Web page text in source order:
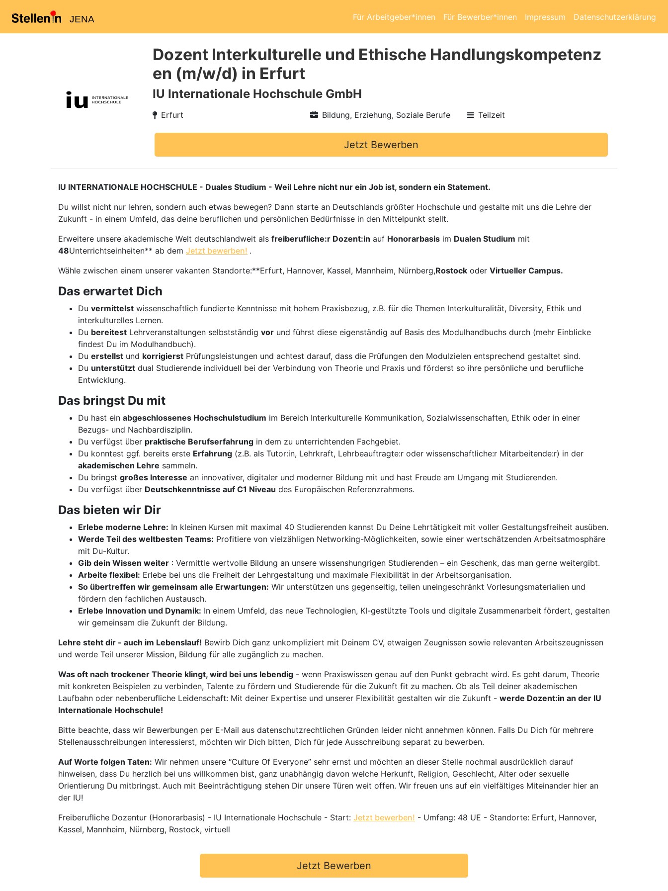
JENA Für Arbeitgeber*innen Für Bewerber*innen Impressum Datenschutzerklärung
Dozent Interkulturelle und Ethische Handlungskompetenz
en (m/w/d) in Erfurt
IU Internationale Hochschule GmbH
Erfurt Bildung, Erziehung, Soziale Berufe Teilzeit
Jetzt Bewerben
IU INTERNATIONALE HOCHSCHULE - Duales Studium - Weil Lehre nicht nur ein Job ist, sondern ein Statement.
Du willst nicht nur lehren, sondern auch etwas bewegen? Dann starte an Deutschlands größter Hochschule und gestalte mit uns die Lehre der
Zukunft - in einem Umfeld, das deine beruflichen und persönlichen Bedürfnisse in den Mittelpunkt stellt.
Erweitere unsere akademische Welt deutschlandweit als freiberufliche:r Dozent:in auf Honorarbasis im Dualen Studium mit
48Unterrichtseinheiten** ab dem Jetzt bewerben! .
Wähle zwischen einem unserer vakanten Standorte:**Erfurt, Hannover, Kassel, Mannheim, Nürnberg,Rostock oder Virtueller Campus.
Das erwartet Dich
Du vermittelst wissenschaftlich fundierte Kenntnisse mit hohem Praxisbezug, z.B. für die Themen Interkulturalität, Diversity, Ethik und
interkulturelles Lernen.
Du bereitest Lehrveranstaltungen selbstständig vor und führst diese eigenständig auf Basis des Modulhandbuchs durch (mehr Einblicke
findest Du im Modulhandbuch).
Du erstellst und korrigierst Prüfungsleistungen und achtest darauf, dass die Prüfungen den Modulzielen entsprechend gestaltet sind.
Du unterstützt dual Studierende individuell bei der Verbindung von Theorie und Praxis und förderst so ihre persönliche und berufliche
Entwicklung.
Das bringst Du mit
Du hast ein abgeschlossenes Hochschulstudium im Bereich Interkulturelle Kommunikation, Sozialwissenschaften, Ethik oder in einer
Bezugs- und Nachbardisziplin.
Du verfügst über praktische Berufserfahrung in dem zu unterrichtenden Fachgebiet.
Du konntest ggf. bereits erste Erfahrung (z.B. als Tutor:in, Lehrkraft, Lehrbeauftragte:r oder wissenschaftliche:r Mitarbeitende:r) in der
akademischen Lehre sammeln.
Du bringst großes Interesse an innovativer, digitaler und moderner Bildung mit und hast Freude am Umgang mit Studierenden.
Du verfügst über Deutschkenntnisse auf C1 Niveau des Europäischen Referenzrahmens.
Das bieten wir Dir
Erlebe moderne Lehre: In kleinen Kursen mit maximal 40 Studierenden kannst Du Deine Lehrtätigkeit mit voller Gestaltungsfreiheit ausüben.
Werde Teil des weltbesten Teams: Profitiere von vielzähligen Networking-Möglichkeiten, sowie einer wertschätzenden Arbeitsatmosphäre
mit Du-Kultur.
Gib dein Wissen weiter : Vermittle wertvolle Bildung an unsere wissenshungrigen Studierenden – ein Geschenk, das man gerne weitergibt.
Arbeite flexibel: Erlebe bei uns die Freiheit der Lehrgestaltung und maximale Flexibilität in der Arbeitsorganisation.
So übertreffen wir gemeinsam alle Erwartungen: Wir unterstützen uns gegenseitig, teilen uneingeschränkt Vorlesungsmaterialien und
fördern den fachlichen Austausch.
Erlebe Innovation und Dynamik: In einem Umfeld, das neue Technologien, KI-gestützte Tools und digitale Zusammenarbeit fördert, gestalten
wir gemeinsam die Zukunft der Bildung.
Lehre steht dir - auch im Lebenslauf! Bewirb Dich ganz unkompliziert mit Deinem CV, etwaigen Zeugnissen sowie relevanten Arbeitszeugnissen
und werde Teil unserer Mission, Bildung für alle zugänglich zu machen.
Was oft nach trockener Theorie klingt, wird bei uns lebendig - wenn Praxiswissen genau auf den Punkt gebracht wird. Es geht darum, Theorie
mit konkreten Beispielen zu verbinden, Talente zu fördern und Studierende für die Zukunft fit zu machen. Ob als Teil deiner akademischen
Laufbahn oder nebenberufliche Leidenschaft: Mit deiner Expertise und unserer Flexibilität gestalten wir die Zukunft - werde Dozent:in an der IU
Internationale Hochschule!
Bitte beachte, dass wir Bewerbungen per E-Mail aus datenschutzrechtlichen Gründen leider nicht annehmen können. Falls Du Dich für mehrere
Stellenausschreibungen interessierst, möchten wir Dich bitten, Dich für jede Ausschreibung separat zu bewerben.
Auf Worte folgen Taten: Wir nehmen unsere “Culture Of Everyone” sehr ernst und möchten an dieser Stelle nochmal ausdrücklich darauf
hinweisen, dass Du herzlich bei uns willkommen bist, ganz unabhängig davon welche Herkunft, Religion, Geschlecht, Alter oder sexuelle
Orientierung Du mitbringst. Auch mit Beeinträchtigung stehen Dir unsere Türen weit offen. Wir freuen uns auf ein vielfältiges Miteinander hier an
der IU!
Freiberufliche Dozentur (Honorarbasis) - IU Internationale Hochschule - Start: Jetzt bewerben! - Umfang: 48 UE - Standorte: Erfurt, Hannover,
Kassel, Mannheim, Nürnberg, Rostock, virtuell
Jetzt Bewerben